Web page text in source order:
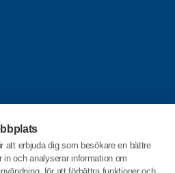
att erbjuda dig som besökare en bättre
och analyserar information om